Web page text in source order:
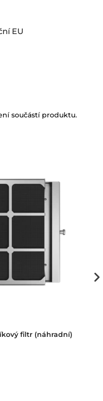
EU
součástí produktu.
filtr (náhradní)